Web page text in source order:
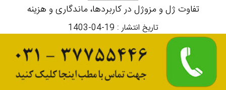
تفاوت ژل و مزوژل در کاربردها، ماندگاری و هزینه
تاریخ انتشار : 1403-04-19